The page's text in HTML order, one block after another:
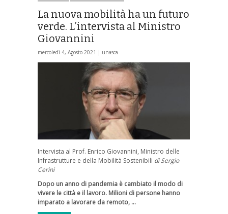
La nuova mobilità ha un futuro
verde. L’intervista al Ministro
Giovannini
mercoledì 4, Agosto 2021 | unasca
Intervista al Prof. Enrico Giovannini, Ministro delle
Infrastrutture e della Mobilità Sostenibili di Sergio
Cerini
Dopo un anno di pandemia è cambiato il modo di
vivere le città e il lavoro. Milioni di persone hanno
imparato a lavorare da remoto, …